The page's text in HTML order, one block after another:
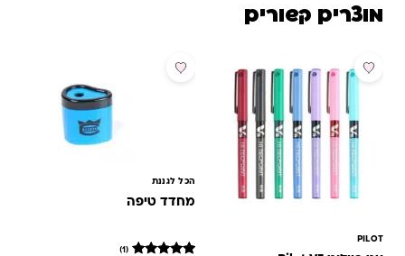
מוצרים קשורים
מבצע
PILOT
מבצע
הכל לגננת
מחדד טיפה
(1)